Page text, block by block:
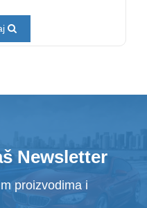
Newsletter
proizvodima i